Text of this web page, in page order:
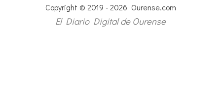
Copyright © 2019 - 2026 Ourense.com
El Diario Digital de Ourense